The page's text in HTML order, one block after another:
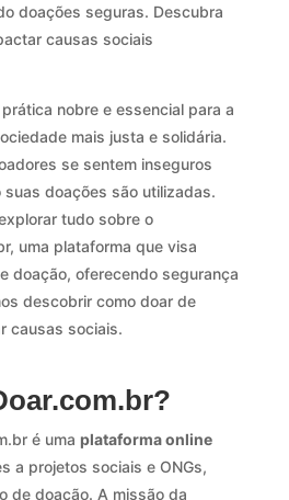
doações seguras. Descubra
causas sociais
nobre e essencial para a
mais justa e solidária.
se sentem inseguros
doações são utilizadas.
tudo sobre o
uma plataforma que visa
doação, oferecendo segurança
descobrir como doar de
causas sociais.
é uma plataforma online
a projetos sociais e ONGs,
de doação. A missão da